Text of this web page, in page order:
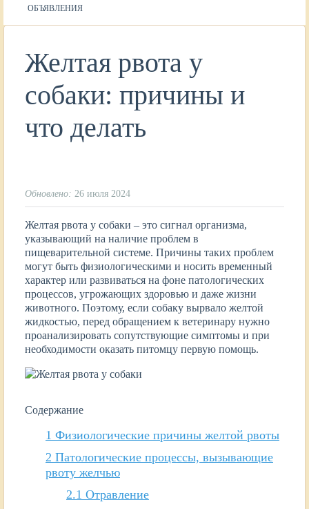
ОБЪЯВЛЕНИЯ
Желтая рвота у
собаки: причины и
что делать
Обновлено: 26 июля 2024
Желтая рвота у собаки – это сигнал организма,
указывающий на наличие проблем в
пищеварительной системе. Причины таких проблем
могут быть физиологическими и носить временный
характер или развиваться на фоне патологических
процессов, угрожающих здоровью и даже жизни
животного. Поэтому, если собаку вырвало желтой
жидкостью, перед обращением к ветеринару нужно
проанализировать сопутствующие симптомы и при
необходимости оказать питомцу первую помощь.
Содержание
1 Физиологические причины желтой рвоты
2 Патологические процессы, вызывающие
рвоту желчью
2.1 Отравление